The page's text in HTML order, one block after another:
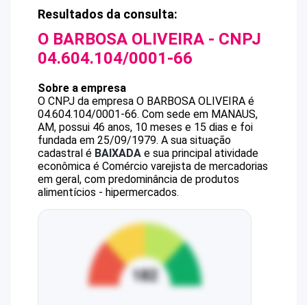
Resultados da consulta:
O BARBOSA OLIVEIRA - CNPJ
04.604.104/0001-66
Sobre a empresa
O CNPJ da empresa O BARBOSA OLIVEIRA é
04.604.104/0001-66. Com sede em MANAUS,
AM, possui 46 anos, 10 meses e 15 dias e foi
fundada em 25/09/1979. A sua situação
cadastral é BAIXADA e sua principal atividade
econômica é Comércio varejista de mercadorias
em geral, com predominância de produtos
alimentícios - hipermercados.